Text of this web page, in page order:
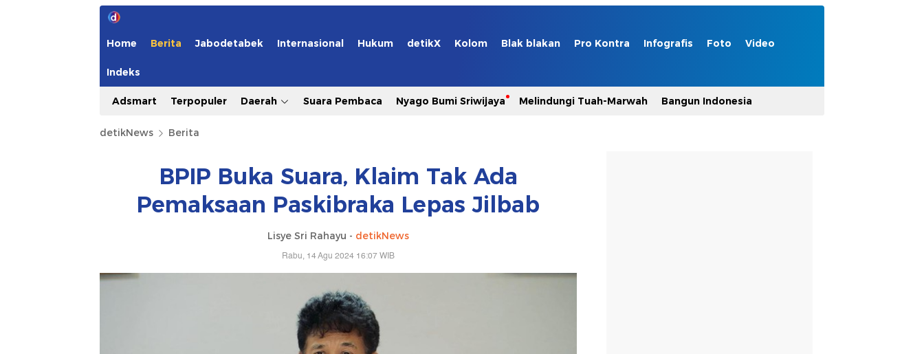
Home Berita Jabodetabek Internasional Hukum detikX Kolom Blak blakan Pro Kontra Infografis Foto Video
Indeks
Adsmart Terpopuler Daerah Suara Pembaca Nyago Bumi Sriwijaya Melindungi Tuah-Marwah Bangun Indonesia
detikNews Berita
BPIP Buka Suara, Klaim Tak Ada
Pemaksaan Paskibraka Lepas Jilbab
Lisye Sri Rahayu - detikNews
Rabu, 14 Agu 2024 16:07 WIB